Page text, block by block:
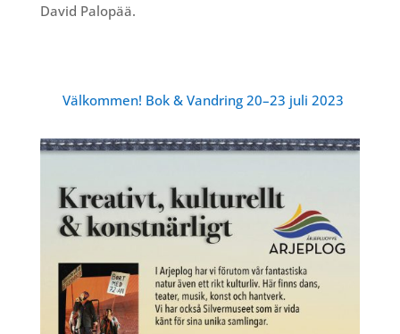
David Palopää.
Välkommen! Bok & Vandring 20–23 juli 2023